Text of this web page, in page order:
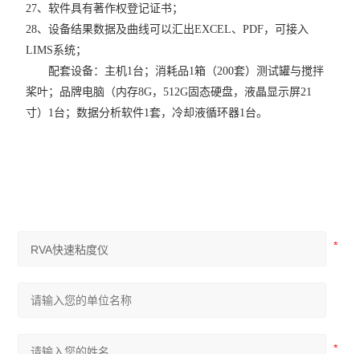
27、软件具有著作权登记证书；
28、设备结果数据及曲线可以汇出EXCEL、PDF，可接入
LIMS系统；
配套设备：主机1台；消耗品1箱（200套）测试罐与搅拌
桨叶；品牌电脑（内存8G，512G固态硬盘，液晶显示屏21
寸）1台；数据分析软件1套，冷却液循环器1台。